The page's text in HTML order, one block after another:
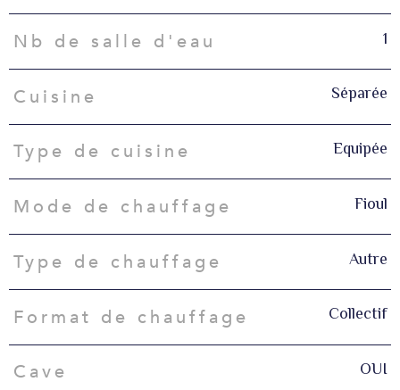
Nb de salle d'eau 1
Cuisine Séparée
Type de cuisine Equipée
Mode de chauffage Fioul
Type de chauffage Autre
Format de chauffage Collectif
Cave OUI